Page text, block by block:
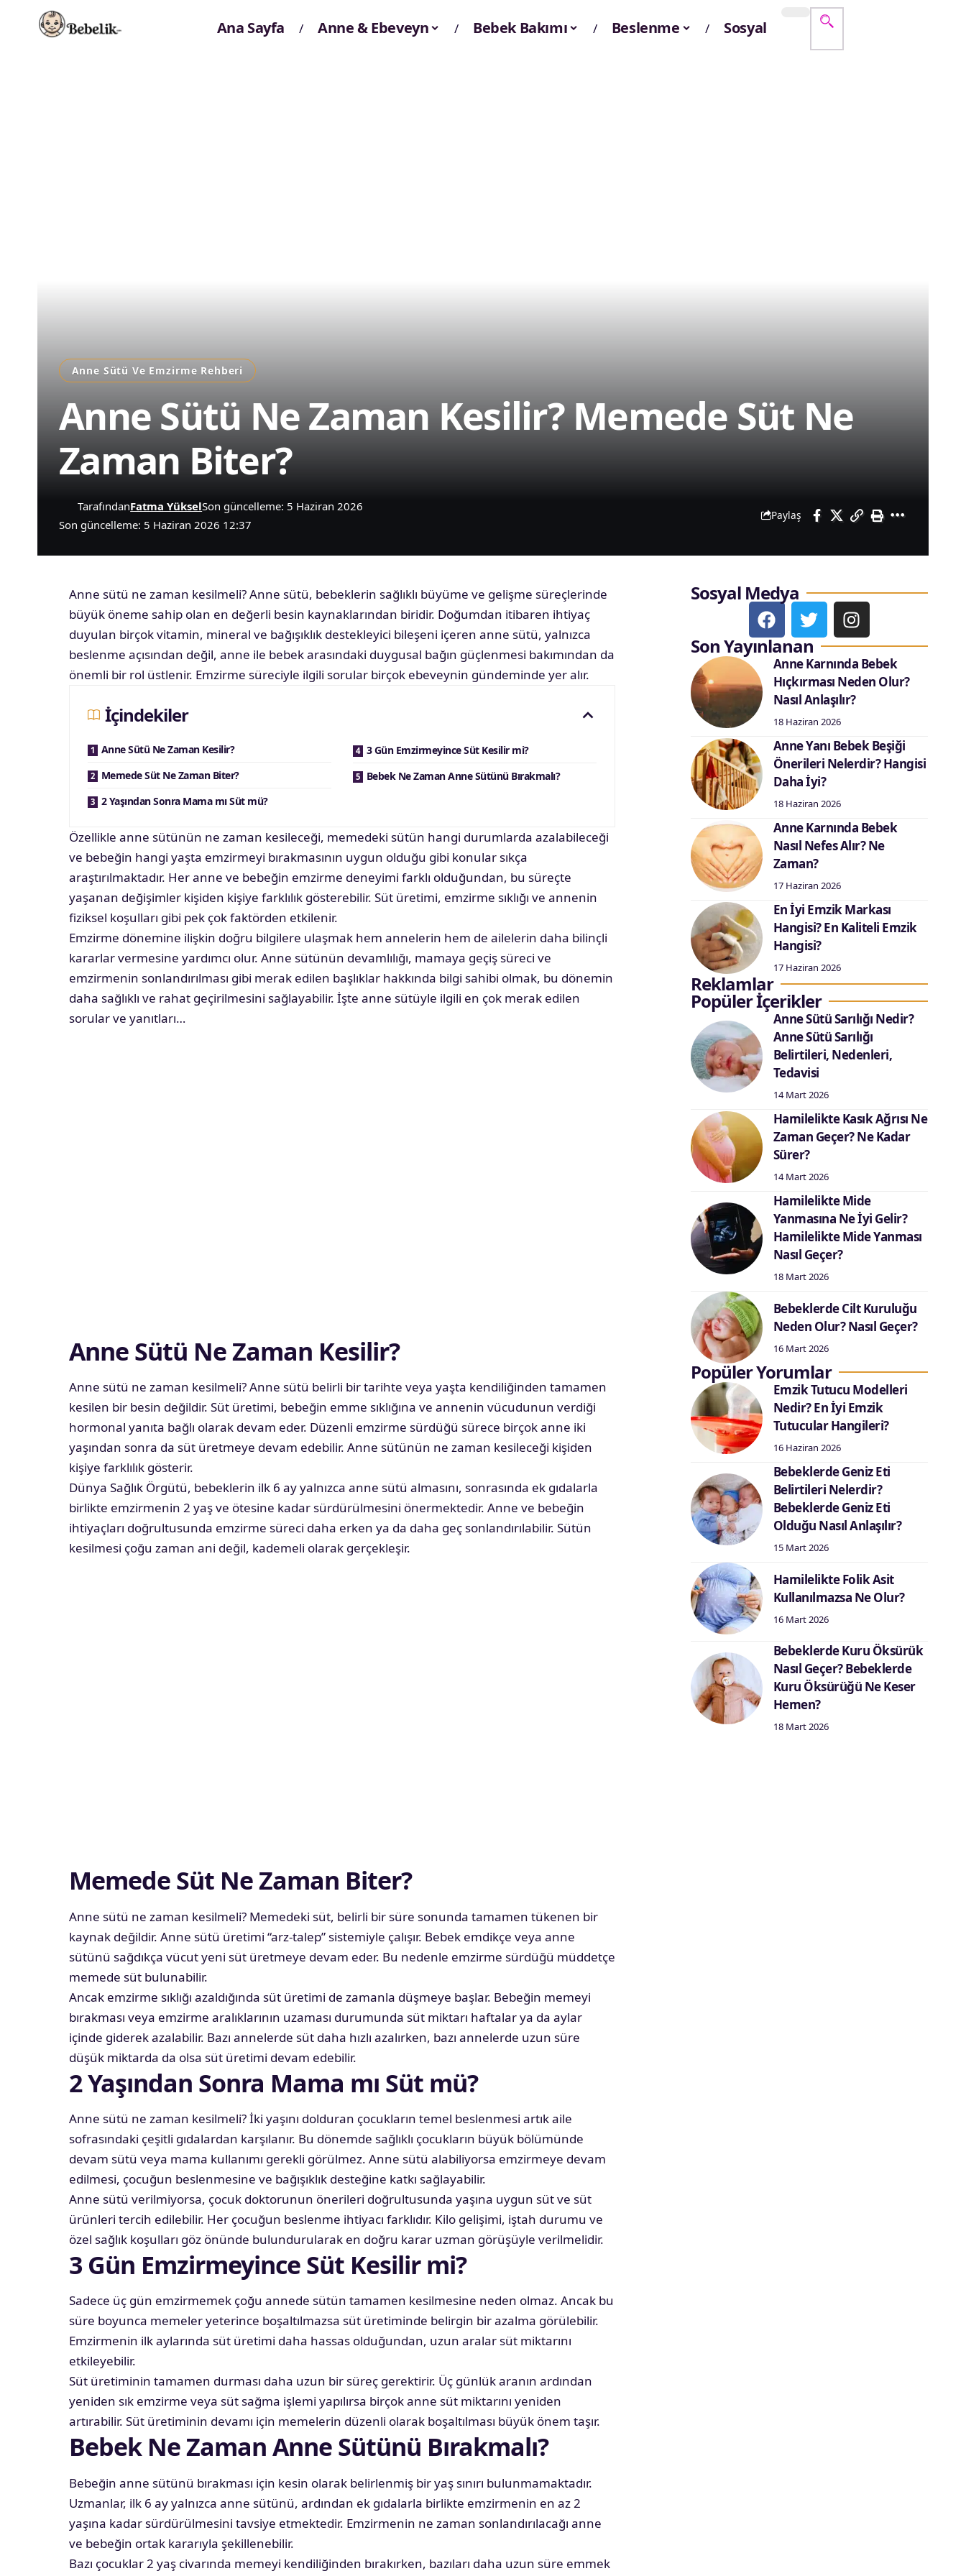
Ana Sayfa Anne & Ebeveyn Bebek Bakımı Beslenme Sosyal
Anne Sütü Ve Emzirme Rehberi
Anne Sütü Ne Zaman Kesilir? Memede Süt Ne
Zaman Biter?
Son güncelleme: 5 Haziran 2026 12:37
TarafındanFatma YükselSon güncelleme: 5 Haziran 2026
Paylaş
Anne sütü ne zaman kesilmeli? Anne sütü, bebeklerin sağlıklı büyüme ve gelişme süreçlerinde
büyük öneme sahip olan en değerli besin kaynaklarından biridir. Doğumdan itibaren ihtiyaç
duyulan birçok vitamin, mineral ve bağışıklık destekleyici bileşeni içeren anne sütü, yalnızca
beslenme açısından değil, anne ile bebek arasındaki duygusal bağın güçlenmesi bakımından da
önemli bir rol üstlenir. Emzirme süreciyle ilgili sorular birçok ebeveynin gündeminde yer alır.
İçindekiler
Anne Sütü Ne Zaman Kesilir?
Memede Süt Ne Zaman Biter?
2 Yaşından Sonra Mama mı Süt mü?
3 Gün Emzirmeyince Süt Kesilir mi?
Bebek Ne Zaman Anne Sütünü Bırakmalı?
Özellikle anne sütünün ne zaman kesileceği, memedeki sütün hangi durumlarda azalabileceği
ve bebeğin hangi yaşta emzirmeyi bırakmasının uygun olduğu gibi konular sıkça
araştırılmaktadır. Her anne ve bebeğin emzirme deneyimi farklı olduğundan, bu süreçte
yaşanan değişimler kişiden kişiye farklılık gösterebilir. Süt üretimi, emzirme sıklığı ve annenin
fiziksel koşulları gibi pek çok faktörden etkilenir.
Emzirme dönemine ilişkin doğru bilgilere ulaşmak hem annelerin hem de ailelerin daha bilinçli
kararlar vermesine yardımcı olur. Anne sütünün devamlılığı, mamaya geçiş süreci ve
emzirmenin sonlandırılması gibi merak edilen başlıklar hakkında bilgi sahibi olmak, bu dönemin
daha sağlıklı ve rahat geçirilmesini sağlayabilir. İşte anne sütüyle ilgili en çok merak edilen
sorular ve yanıtları…
Anne Sütü Ne Zaman Kesilir?
Anne sütü ne zaman kesilmeli? Anne sütü belirli bir tarihte veya yaşta kendiliğinden tamamen
kesilen bir besin değildir. Süt üretimi, bebeğin emme sıklığına ve annenin vücudunun verdiği
hormonal yanıta bağlı olarak devam eder. Düzenli emzirme sürdüğü sürece birçok anne iki
yaşından sonra da süt üretmeye devam edebilir. Anne sütünün ne zaman kesileceği kişiden
kişiye farklılık gösterir.
Dünya Sağlık Örgütü, bebeklerin ilk 6 ay yalnızca anne sütü almasını, sonrasında ek gıdalarla
birlikte emzirmenin 2 yaş ve ötesine kadar sürdürülmesini önermektedir. Anne ve bebeğin
ihtiyaçları doğrultusunda emzirme süreci daha erken ya da daha geç sonlandırılabilir. Sütün
kesilmesi çoğu zaman ani değil, kademeli olarak gerçekleşir.
Memede Süt Ne Zaman Biter?
Anne sütü ne zaman kesilmeli? Memedeki süt, belirli bir süre sonunda tamamen tükenen bir
kaynak değildir. Anne sütü üretimi “arz-talep” sistemiyle çalışır. Bebek emdikçe veya anne
sütünü sağdıkça vücut yeni süt üretmeye devam eder. Bu nedenle emzirme sürdüğü müddetçe
memede süt bulunabilir.
Ancak emzirme sıklığı azaldığında süt üretimi de zamanla düşmeye başlar. Bebeğin memeyi
bırakması veya emzirme aralıklarının uzaması durumunda süt miktarı haftalar ya da aylar
içinde giderek azalabilir. Bazı annelerde süt daha hızlı azalırken, bazı annelerde uzun süre
düşük miktarda da olsa süt üretimi devam edebilir.
2 Yaşından Sonra Mama mı Süt mü?
Anne sütü ne zaman kesilmeli? İki yaşını dolduran çocukların temel beslenmesi artık aile
sofrasındaki çeşitli gıdalardan karşılanır. Bu dönemde sağlıklı çocukların büyük bölümünde
devam sütü veya mama kullanımı gerekli görülmez. Anne sütü alabiliyorsa emzirmeye devam
edilmesi, çocuğun beslenmesine ve bağışıklık desteğine katkı sağlayabilir.
Anne sütü verilmiyorsa, çocuk doktorunun önerileri doğrultusunda yaşına uygun süt ve süt
ürünleri tercih edilebilir. Her çocuğun beslenme ihtiyacı farklıdır. Kilo gelişimi, iştah durumu ve
özel sağlık koşulları göz önünde bulundurularak en doğru karar uzman görüşüyle verilmelidir.
3 Gün Emzirmeyince Süt Kesilir mi?
Sadece üç gün emzirmemek çoğu annede sütün tamamen kesilmesine neden olmaz. Ancak bu
süre boyunca memeler yeterince boşaltılmazsa süt üretiminde belirgin bir azalma görülebilir.
Emzirmenin ilk aylarında süt üretimi daha hassas olduğundan, uzun aralar süt miktarını
etkileyebilir.
Süt üretiminin tamamen durması daha uzun bir süreç gerektirir. Üç günlük aranın ardından
yeniden sık emzirme veya süt sağma işlemi yapılırsa birçok anne süt miktarını yeniden
artırabilir. Süt üretiminin devamı için memelerin düzenli olarak boşaltılması büyük önem taşır.
Bebek Ne Zaman Anne Sütünü Bırakmalı?
Bebeğinanne sütünü bırakması için kesin olarak belirlenmiş bir yaş sınırı bulunmamaktadır.
Uzmanlar, ilk 6 ay yalnızca anne sütünü, ardından ek gıdalarla birlikte emzirmenin en az 2
yaşına kadar sürdürülmesini tavsiye etmektedir. Emzirmenin ne zaman sonlandırılacağı anne
ve bebeğin ortak kararıyla şekillenebilir.
Bazı çocuklar 2 yaş civarında memeyi kendiliğinden bırakırken, bazıları daha uzun süre emmek
Sosyal Medya
Son Yayınlanan
Anne Karnında Bebek
Hıçkırması Neden Olur?
Nasıl Anlaşılır?
18 Haziran 2026
Anne Yanı Bebek Beşiği
Önerileri Nelerdir? Hangisi
Daha İyi?
18 Haziran 2026
Anne Karnında Bebek
Nasıl Nefes Alır? Ne
Zaman?
17 Haziran 2026
En İyi Emzik Markası
Hangisi? En Kaliteli Emzik
Hangisi?
17 Haziran 2026
Reklamlar
Popüler İçerikler
Anne Sütü Sarılığı Nedir?
Anne Sütü Sarılığı
Belirtileri, Nedenleri,
Tedavisi
14 Mart 2026
Hamilelikte Kasık Ağrısı Ne
Zaman Geçer? Ne Kadar
Sürer?
14 Mart 2026
Hamilelikte Mide
Yanmasına Ne İyi Gelir?
Hamilelikte Mide Yanması
Nasıl Geçer?
18 Mart 2026
Bebeklerde Cilt Kuruluğu
Neden Olur? Nasıl Geçer?
16 Mart 2026
Popüler Yorumlar
Emzik Tutucu Modelleri
Nedir? En İyi Emzik
Tutucular Hangileri?
16 Haziran 2026
Bebeklerde Geniz Eti
Belirtileri Nelerdir?
Bebeklerde Geniz Eti
Olduğu Nasıl Anlaşılır?
15 Mart 2026
Hamilelikte Folik Asit
Kullanılmazsa Ne Olur?
16 Mart 2026
Bebeklerde Kuru Öksürük
Nasıl Geçer? Bebeklerde
Kuru Öksürüğü Ne Keser
Hemen?
18 Mart 2026